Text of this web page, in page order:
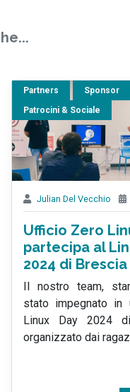
Partners
Sponsor
Patrocini & Sociale
Julian Del Vecchio
Ufficio Zero
partecipa al
2024 di Brescia
Il nostro team,
stato impegnato in
Linux Day 2024
organizzato dai